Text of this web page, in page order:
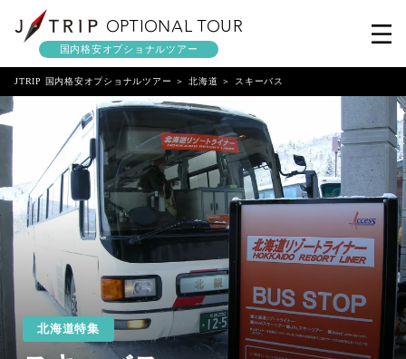
OPTIONAL TOUR
国内格安オプショナルツアー
JTRIP 国内格安オプショナルツアー 北海道 スキーバス
北海道特集